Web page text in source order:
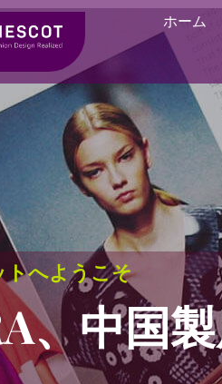
ホーム
トへようこそ
、中国